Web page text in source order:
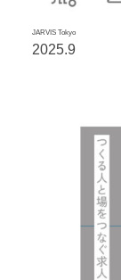
JARVIS Tokyo
2025.9